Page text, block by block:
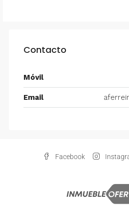
Contacto
Móvil
Email
Facebook